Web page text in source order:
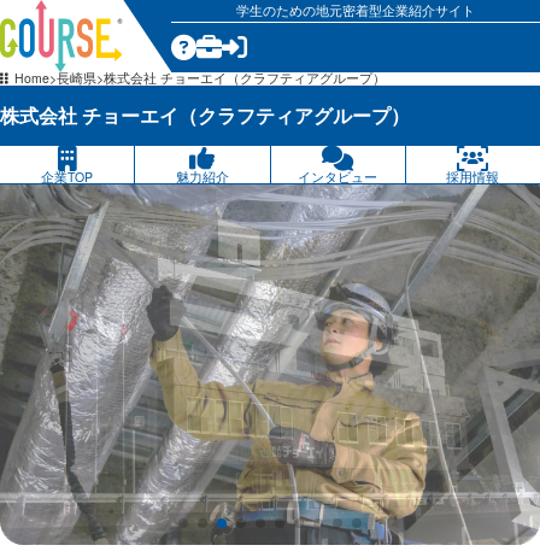
学生のための地元密着型企業紹介サイト
Home 長崎県 株式会社 チョーエイ（クラフティアグループ）
株式会社 チョーエイ（クラフティアグループ）
企業TOP 魅力紹介 インタビュー 採用情報